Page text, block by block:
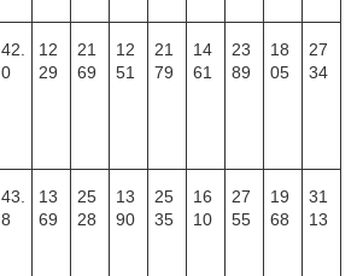
42.
0
12
29
21
69
12
51
21
79
14
61
23
89
18
05
27
34
43.
8
13
69
25
28
13
90
25
35
16
10
27
55
19
68
31
13